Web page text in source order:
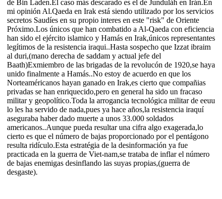
de Bin Laden.El caso más descarado es el de Junduláh en Irán.En
mi opinión Al.Qaeda en Irak está siendo utilizado por los servicios
secretos Saudíes en su propio interes en este "risk" de Oriente
Próximo.Los únicos que han combatido a Al-Qaeda con eficiencia
han sido el ejército islamico y Hamás en Irak,únicos representantes
legítimos de la resistencia iraqui..Hasta sospecho que Izzat ibraim
al duri,(mano derecha de saddam y actual jefe del
Baath)Exmiembro de las brigadas de la revolucón de 1920,se haya
unido finalmente a Hamás..No estoy de acuerdo en que los
Norteaméricanos hayan ganado en Irak,es cierto que compañias
privadas se han enriquecido,pero en general ha sido un fracaso
militar y geopolítico.Toda la arrogancia tecnológica militar de eeuu
lo les ha servido de nada,pues ya hace años,la resistencia iraquí
aseguraba haber dado muerte a unos 33.000 soldados
americanos..Aunque pueda resultar una cifra algo exagerada,lo
cierto es que el número de bajas proporcionado por el pentágono
resulta ridículo.Esta estratégia de la desinformación ya fue
practicada en la guerra de Viet-nam,se trataba de inflar el número
de bajas enemigas desinflando las suyas propias,(guerra de
desgaste).